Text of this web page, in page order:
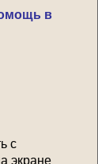
в
с
экране